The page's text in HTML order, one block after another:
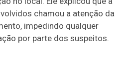
chamou a atenção da
impedindo qualquer
por parte dos suspeitos.